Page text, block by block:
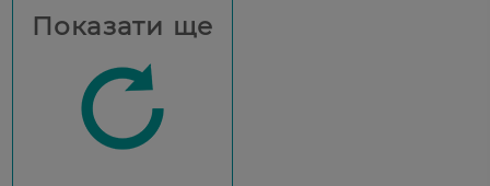
Показати ще